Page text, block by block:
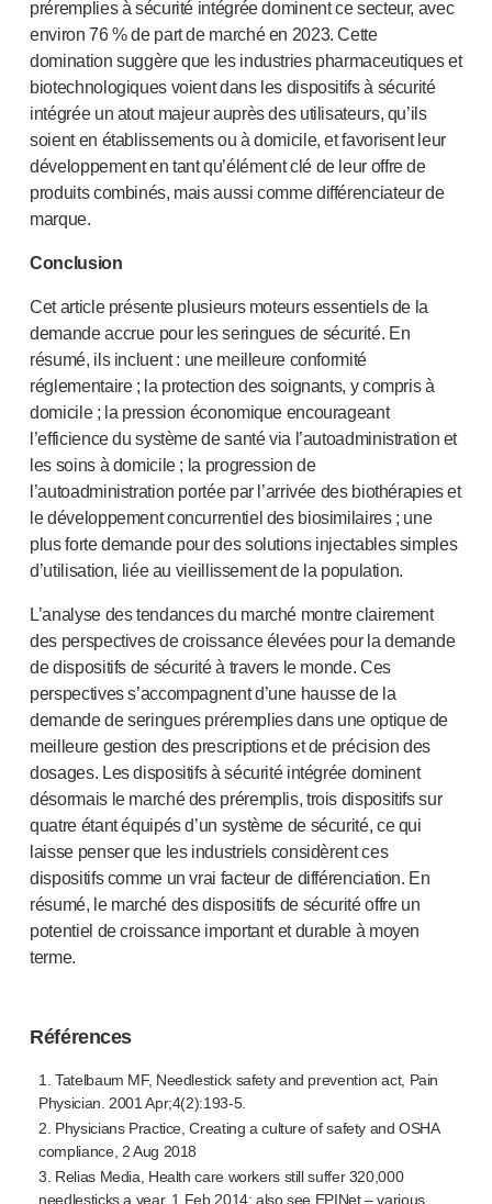
préremplies à sécurité intégrée dominent ce secteur, avec
environ 76 % de part de marché en 2023. Cette
domination suggère que les industries pharmaceutiques et
biotechnologiques voient dans les dispositifs à sécurité
intégrée un atout majeur auprès des utilisateurs, qu’ils
soient en établissements ou à domicile, et favorisent leur
développement en tant qu’élément clé de leur offre de
produits combinés, mais aussi comme différenciateur de
marque.
Conclusion
Cet article présente plusieurs moteurs essentiels de la
demande accrue pour les seringues de sécurité. En
résumé, ils incluent : une meilleure conformité
réglementaire ; la protection des soignants, y compris à
domicile ; la pression économique encourageant
l’efficience du système de santé via l’autoadministration et
les soins à domicile ; la progression de
l’autoadministration portée par l’arrivée des biothérapies et
le développement concurrentiel des biosimilaires ; une
plus forte demande pour des solutions injectables simples
d’utilisation, liée au vieillissement de la population.
L’analyse des tendances du marché montre clairement
des perspectives de croissance élevées pour la demande
de dispositifs de sécurité à travers le monde. Ces
perspectives s’accompagnent d’une hausse de la
demande de seringues préremplies dans une optique de
meilleure gestion des prescriptions et de précision des
dosages. Les dispositifs à sécurité intégrée dominent
désormais le marché des préremplis, trois dispositifs sur
quatre étant équipés d’un système de sécurité, ce qui
laisse penser que les industriels considèrent ces
dispositifs comme un vrai facteur de différenciation. En
résumé, le marché des dispositifs de sécurité offre un
potentiel de croissance important et durable à moyen
terme.
Références
1. Tatelbaum MF, Needlestick safety and prevention act, Pain
Physician. 2001 Apr;4(2):193-5.
2. Physicians Practice, Creating a culture of safety and OSHA
compliance, 2 Aug 2018
3. Relias Media, Health care workers still suffer 320,000
needlesticks a year, 1 Feb 2014; also see EPINet – various